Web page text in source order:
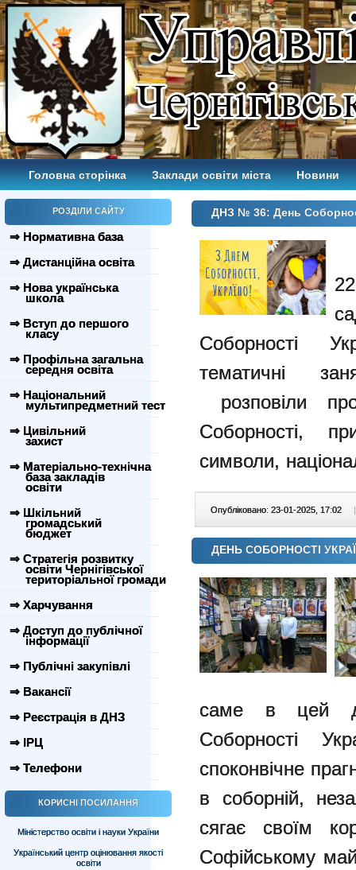
Головна сторінка Заклади освіти міста Новини
РОЗДІЛИ САЙТУ
⇒ Нормативна база
⇒ Дистанційна освіта
⇒ Нова українська
школа
⇒ Вступ до першого
класу
⇒ Профільна загальна
середня освіта
⇒ Національний
мультипредметний тест
⇒ Цивільний
захист
⇒ Матеріально-технічна
база закладів
освіти
⇒ Шкільний
громадський
бюджет
⇒ Стратегія розвитку
освіти Чернігівської
територіальної громади
⇒ Харчування
⇒ Доступ до публічної
інформації
⇒ Публічні закупівлі
⇒ Вакансії
⇒ Реєстрація в ДНЗ
⇒ ІРЦ
⇒ Телефони
КОРИСНІ ПОСИЛАННЯ
Міністерство освіти і науки України
Український центр оцінювання якості
освіти
ДНЗ № 36: День
Соборності
тематичні
розповіли
Соборності,
символи,
Опубліковано: 23-01-2025, 17:02 |
ДЕНЬ СОБОРНОСТІ
саме в цей
Соборності
споконвічне
в соборній,
сягає своїм
Софійському